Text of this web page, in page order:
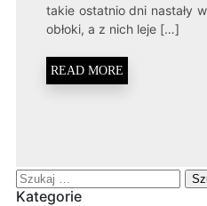
takie ostatnio dni nastały
obłoki, a z nich leje […]
READ MORE
Szukaj:
Kategorie